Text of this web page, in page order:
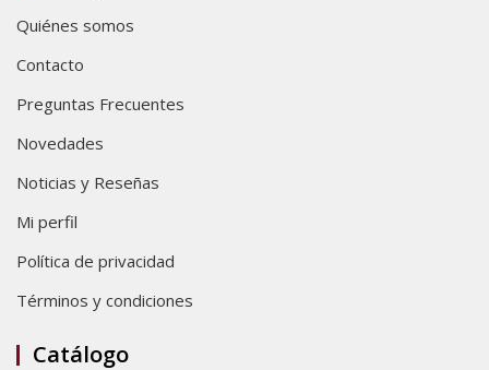
Quiénes somos
Contacto
Preguntas Frecuentes
Novedades
Noticias y Reseñas
Mi perfil
Política de privacidad
Términos y condiciones
Catálogo